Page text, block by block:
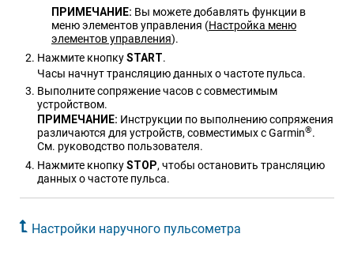
ПРИМЕЧАНИЕ: Вы можете добавлять функции в
меню элементов управления (Настройка меню
элементов управления).
Нажмите кнопкуSTART.
Часы начнут трансляцию данных о частоте пульса.
Выполните сопряжение часов с совместимым
устройством.
ПРИМЕЧАНИЕ: Инструкции по выполнению сопряжения
различаются для устройств, совместимых с Garmin®.
См. руководство пользователя.
Нажмите кнопкуSTOP, чтобы остановить трансляцию
данных о частоте пульса.
Настройки наручного пульсометра